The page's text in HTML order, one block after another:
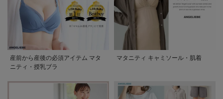
産前から産後の必須アイテム マタ
ニティ・授乳ブラ
マタニティ キャミソール・肌着